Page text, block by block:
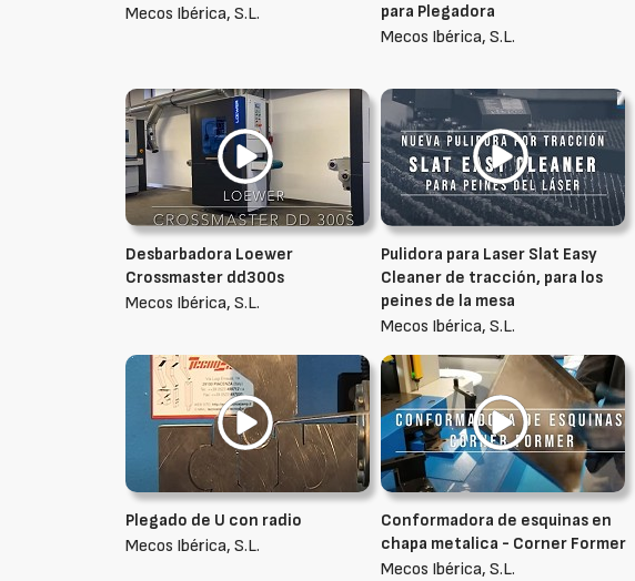
Mecos Ibérica, S.L.
para Plegadora
Mecos Ibérica, S.L.
Desbarbadora Loewer
Crossmaster dd300s
Mecos Ibérica, S.L.
Pulidora para Laser Slat Easy
Cleaner de tracción, para los
peines de la mesa
Mecos Ibérica, S.L.
Plegado de U con radio
Mecos Ibérica, S.L.
Conformadora de esquinas en
chapa metalica - Corner Former
Mecos Ibérica, S.L.